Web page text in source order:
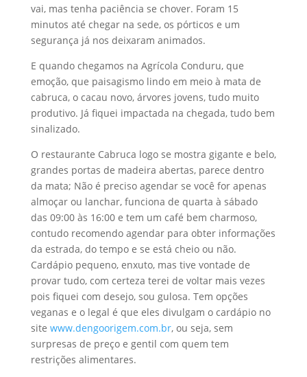
vai, mas tenha paciência se chover. Foram 15
minutos até chegar na sede, os pórticos e um
segurança já nos deixaram animados.
E quando chegamos na Agrícola Conduru, que
emoção, que paisagismo lindo em meio à mata de
cabruca, o cacau novo, árvores jovens, tudo muito
produtivo. Já fiquei impactada na chegada, tudo bem
sinalizado.
O restaurante Cabruca logo se mostra gigante e belo,
grandes portas de madeira abertas, parece dentro
da mata; Não é preciso agendar se você for apenas
almoçar ou lanchar, funciona de quarta à sábado
das 09:00 às 16:00 e tem um café bem charmoso,
contudo recomendo agendar para obter informações
da estrada, do tempo e se está cheio ou não.
Cardápio pequeno, enxuto, mas tive vontade de
provar tudo, com certeza terei de voltar mais vezes
pois fiquei com desejo, sou gulosa. Tem opções
veganas e o legal é que eles divulgam o cardápio no
site www.dengoorigem.com.br, ou seja, sem
surpresas de preço e gentil com quem tem
restrições alimentares.